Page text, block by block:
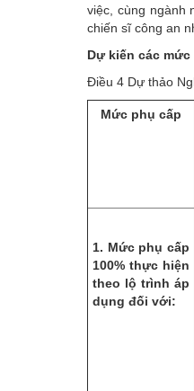
việc, cùng ngành
chiến sĩ công an
Dự kiến các
Điều 4 Dự thảo
Mức phụ cấp
1. Mức phụ cấp
100% thực hiện
theo lộ trình áp
dụng đối với: